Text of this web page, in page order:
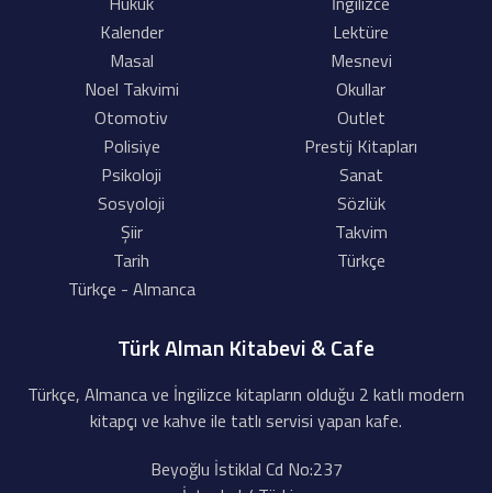
Kalender
Lektüre
Masal
Mesnevi
Noel Takvimi
Okullar
Otomotiv
Outlet
Polisiye
Prestij Kitapları
Psikoloji
Sanat
Sosyoloji
Sözlük
Şiir
Takvim
Tarih
Türkçe
Türkçe - Almanca
Türk Alman Kitabevi & Cafe
Türkçe, Almanca ve İngilizce kitapların olduğu 2 katlı modern
kitapçı ve kahve ile tatlı servisi yapan kafe.
Beyoğlu İstiklal Cd No:237